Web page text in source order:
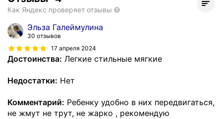
Как Яндекс проверяет отзывы
Эльза Галеймулина
30 отзывов
17 апреля 2024
Достоинства: Легкие стильные мягкие
Недостатки: Нет
Комментарий: Ребенку удобно в них передвигаться,
не жмут не трут, не жарко , рекомендую